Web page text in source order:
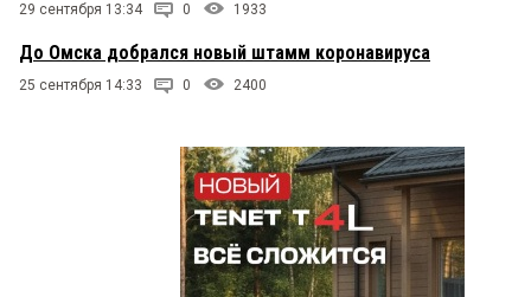
29 сентября 13:34 0 1933
До Омска добрался новый штамм коронавируса
25 сентября 14:33 0 2400